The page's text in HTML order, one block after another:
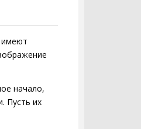
имеют
начало,
Пусть их